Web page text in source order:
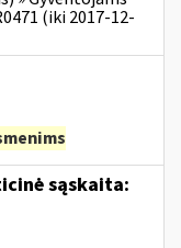
(iki 2017-12-
sąskaita: